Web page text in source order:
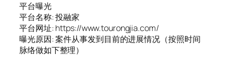
平台曝光
平台名称: 投融家
平台网址: https://www.tourongjia.com/
曝光原因: 案件从事发到目前的进展情况（按照时间
脉络做如下整理）